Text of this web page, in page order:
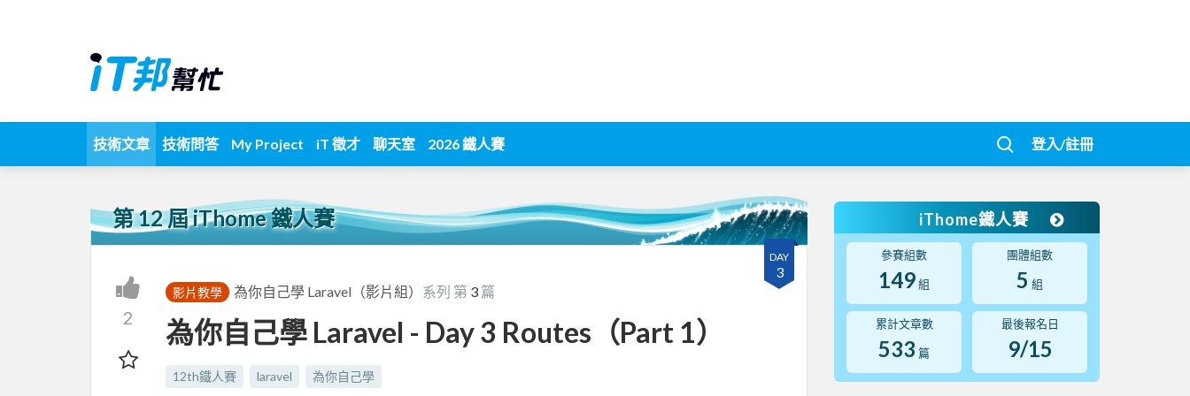
技術文章 技術問答 My Project iT 徵才 聊天室 2026 鐵人賽 登入/註冊
第 12 屆 iThome 鐵人賽
DAY
3
2
影片教學 為你自己學 Laravel（影片組） 系列 第 3 篇
為你自己學 Laravel - Day 3 Routes（Part 1）
12th鐵人賽 laravel 為你自己學
iThome鐵人賽
參賽組數
149組
團體組數
5 組
累計文章數
533 篇
最後報名日
9/15